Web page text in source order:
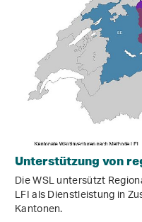
Unterstützung von
Die WSL untersützt
LFI als Dienstleistung in
Kantonen.